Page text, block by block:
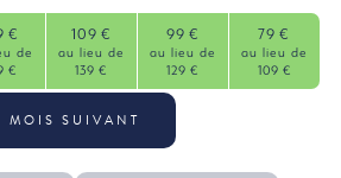
Di 27/09
30 septembre
1: Disponible
€
de
€
Catégorie 2: Disponible
Prix:
109 €
au lieu de
139 €
Catégorie 3:
Prix:
99 €
au lieu de
129 €
Prix:
79 €
au lieu de
109 €
Me 30/09
MOIS SUIVANT